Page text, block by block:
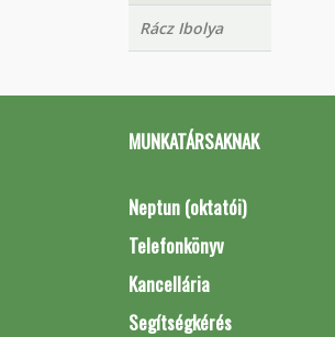
Rácz Ibolya
MUNKATÁRSAKNAK
Neptun (oktatói)
Telefonkönyv
Kancellária
Segítségkérés